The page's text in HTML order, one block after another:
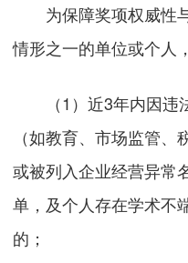
为保障奖项权威性
情形之一的单位或个人
（1）近3年内因违
（如教育、市场监管、
或被列入企业经营异常
单，及个人存在学术不
的；